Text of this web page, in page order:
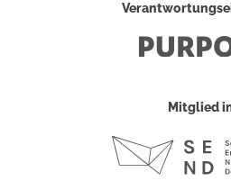
Mitglied